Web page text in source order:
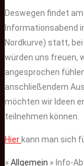
Deswegen findet am
Informationsabend
Nordkurve) statt,
würden uns freuen,
angesprochen
anschließendem
möchten wir Ideen
teilnehmen können.
Hier kann man sich
» Allgemein » Info-